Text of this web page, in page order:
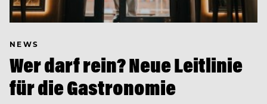
NEWS
Wer darf rein? Neue Leitlinie
für die Gastronomie